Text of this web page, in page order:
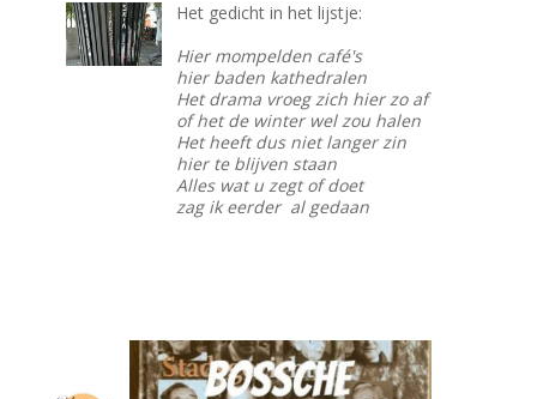
Het gedicht in het lijstje:
Hier mompelden café's
hier baden kathedralen
Het drama vroeg zich hier zo af
of het de winter wel zou halen
Het heeft dus niet langer zin
hier te blijven staan
Alles wat u zegt of doet
zag ik eerder al gedaan